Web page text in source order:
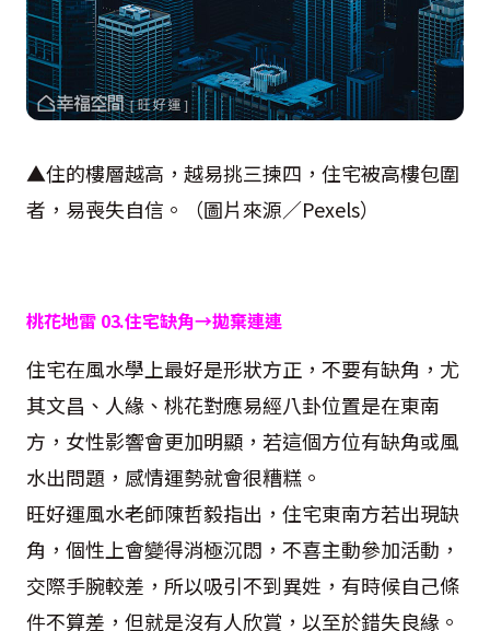
▲住的樓層越高，越易挑三揀四，住宅被高樓包圍
者，易喪失自信。（圖片來源／Pexels）
桃花地雷03.住宅缺角→拋棄連連
住宅在風水學上最好是形狀方正，不要有缺角，尤
其文昌、人緣、桃花對應易經八卦位置是在東南
方，女性影響會更加明顯，若這個方位有缺角或風
水出問題，感情運勢就會很糟糕。
旺好運風水老師陳哲毅指出，住宅東南方若出現缺
角，個性上會變得消極沉悶，不喜主動參加活動，
交際手腕較差，所以吸引不到異姓，有時候自己條
件不算差，但就是沒有人欣賞，以至於錯失良緣。